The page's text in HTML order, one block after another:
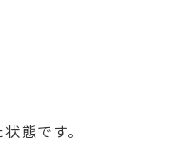
態です。